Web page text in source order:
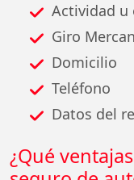
Actividad u
Giro
Domicilio
Teléfono
Datos del
¿Qué